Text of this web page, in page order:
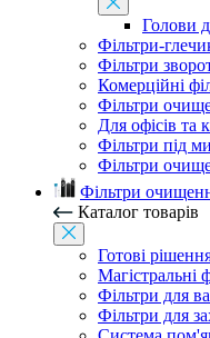
Голови
Фільтри-
Фільтри
Комерційні
Фільтри
Для офісів та
Фільтри під
Фільтри
Фільтри
Каталог товарів
Готові
Магістральні
Фільтри для
Фільтри для